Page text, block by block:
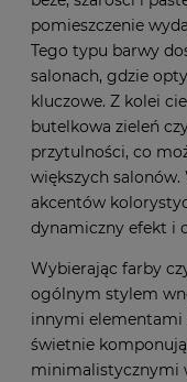
pomieszczenie
Tego typu barwy
salonach, gdzie
kluczowe. Z kolei
butelkowa zieleń
przytulności, co
większych
akcentów
dynamiczny efekt i
Wybierając farby
ogólnym stylem
innymi elementami
świetnie
minimalistycznymi